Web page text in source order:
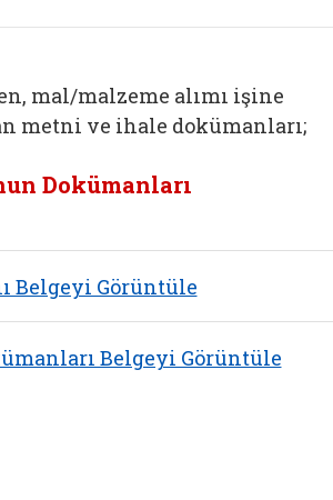
mal/malzeme alımı işine
metni ve ihale dokümanları;
Dokümanları
Belgeyi Görüntüle
Belgeyi Görüntüle